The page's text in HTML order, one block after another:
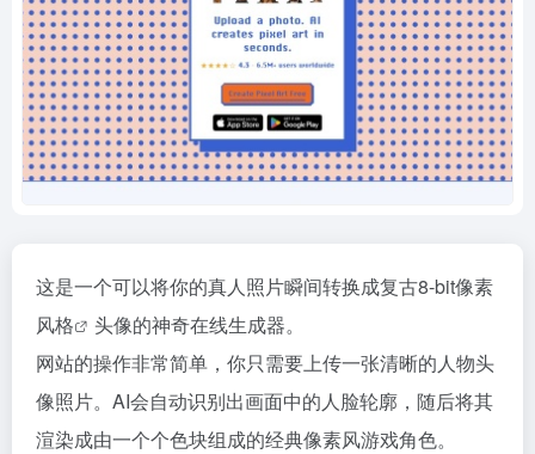
这是一个可以将你的真人照片瞬间转换成复古8-bit像素
风格
头像的神奇在线生成器。
网站的操作非常简单，你只需要上传一张清晰的人物头
像照片。AI会自动识别出画面中的人脸轮廓，随后将其
渲染成由一个个色块组成的经典像素风游戏角色。